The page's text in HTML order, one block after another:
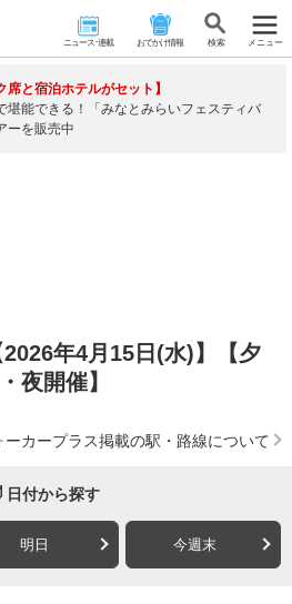
ニュース･連載 おでかけ情報 検 索 メニュー
席と宿泊ホテルがセット】
堪能できる！「みなとみらいフェスティバ
ーを販売中
年4月15日(水)】【夕
夜開催】
ーカープラス掲載の駅・路線について
日付から探す
明日 今週末